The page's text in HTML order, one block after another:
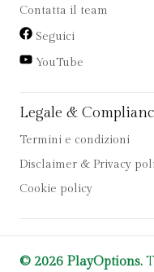
Contatta il team
Seguici
YouTube
Legale &
Termini e condizioni
Disclaimer & Privacy
Cookie policy
© 2026 PlayOptions.